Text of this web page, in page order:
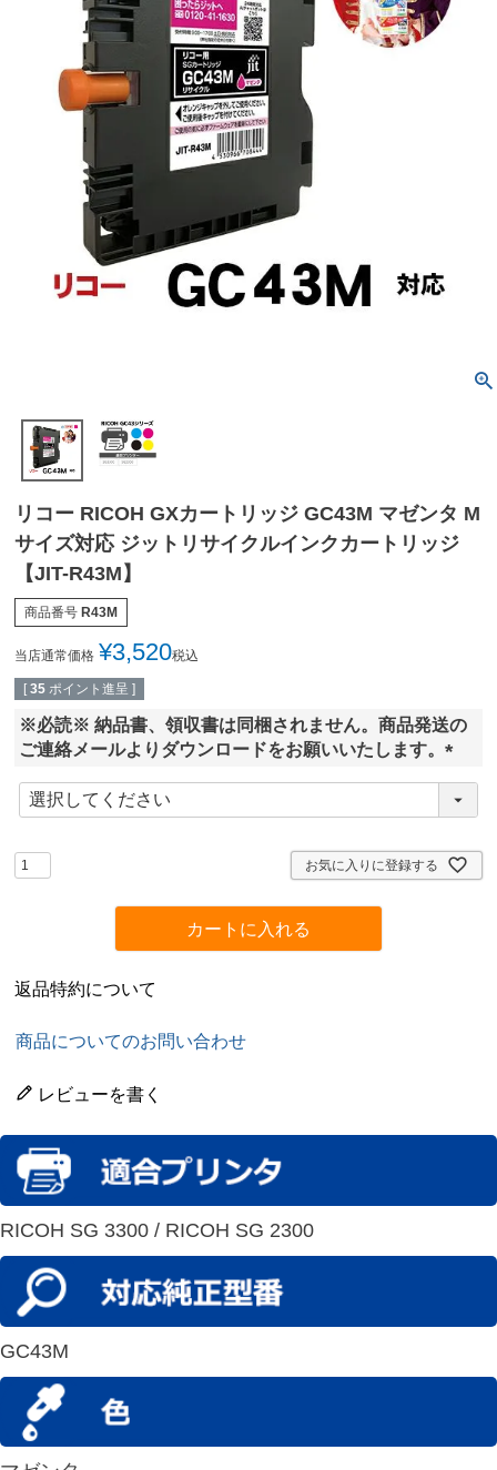
リコー RICOH GXカートリッジ GC43M マゼンタ M
サイズ対応 ジットリサイクルインクカートリッジ
【JIT-R43M】
商品番号 R43M
当店通常価格 ¥3,520税込
[ 35 ポイント進呈 ]
※必読※ 納品書、領収書は同梱されません。商品発送の
ご連絡メールよりダウンロードをお願いいたします。
(
必
)
お気に入りに登録する
カートに入れる
返品特約について
商品についてのお問い合わせ
レビューを書く
RICOH SG 3300 / RICOH SG 2300
GC43M